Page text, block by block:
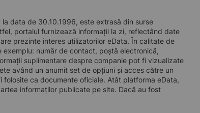
la data de 30.10.1996, este extrasă din surse
portalul furnizează informații la zi, reflectând date
prezinte interes utilizatorilor eData. În calitate de
număr de contact, poștă electronică,
suplimentare despre companie pot fi vizualizate
având un anumit set de opțiuni și acces către un
ca documente oficiale. Atât platforma eData,
informaților publicate pe site. Dacă au fost